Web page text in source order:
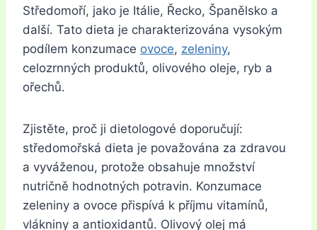
Středomoří, jako je Itálie, Řecko, Španělsko a
další. Tato dieta je charakterizována vysokým
podílem konzumace ovoce, zeleniny,
celozrnných produktů, olivového oleje, ryb a
ořechů.
Zjistěte, proč ji dietologové doporučují:
středomořská dieta je považována za zdravou
a vyváženou, protože obsahuje množství
nutričně hodnotných potravin. Konzumace
zeleniny a ovoce přispívá k příjmu vitamínů,
vlákniny a antioxidantů. Olivový olej má